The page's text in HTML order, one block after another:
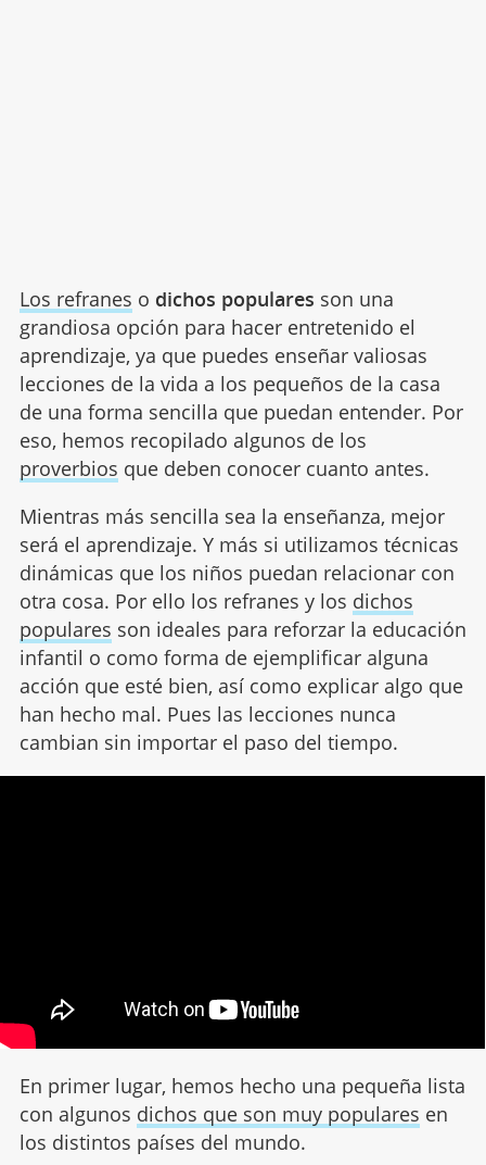
Los refranes o dichos populares son una
grandiosa opción para hacer entretenido el
aprendizaje, ya que puedes enseñar valiosas
lecciones de la vida a los pequeños de la casa
de una forma sencilla que puedan entender. Por
eso, hemos recopilado algunos de los
proverbios que deben conocer cuanto antes.
Mientras más sencilla sea la enseñanza, mejor
será el aprendizaje. Y más si utilizamos técnicas
dinámicas que los niños puedan relacionar con
otra cosa. Por ello los refranes y los dichos
populares son ideales para reforzar la educación
infantil o como forma de ejemplificar alguna
acción que esté bien, así como explicar algo que
han hecho mal. Pues las lecciones nunca
cambian sin importar el paso del tiempo.
En primer lugar, hemos hecho una pequeña lista
con algunos dichos que son muy populares en
los distintos países del mundo.